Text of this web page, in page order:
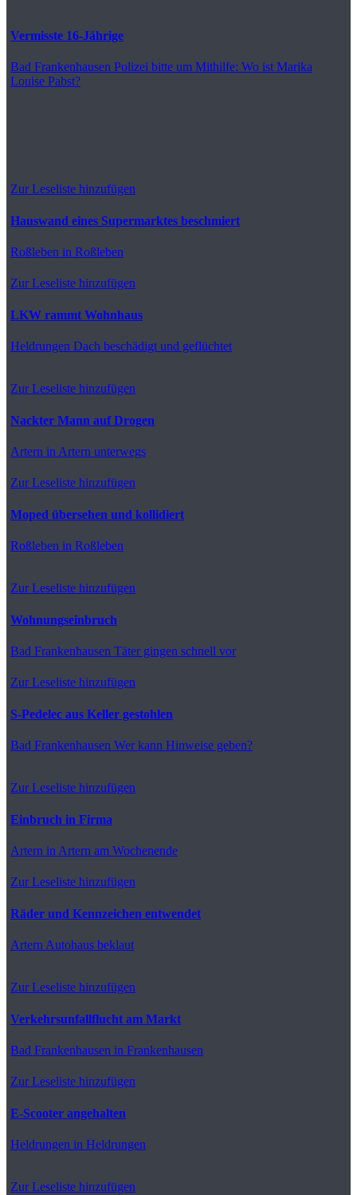
Vermisste 16-Jährige
Bad Frankenhausen Polizei bitte um Mithilfe: Wo ist Marika
Louise Pabst?
Zur Leseliste hinzufügen
Hauswand eines Supermarktes beschmiert
Roßleben in Roßleben
Zur Leseliste hinzufügen
LKW rammt Wohnhaus
Heldrungen Dach beschädigt und geflüchtet
Zur Leseliste hinzufügen
Nackter Mann auf Drogen
Artern in Artern unterwegs
Zur Leseliste hinzufügen
Moped übersehen und kollidiert
Roßleben in Roßleben
Zur Leseliste hinzufügen
Wohnungseinbruch
Bad Frankenhausen Täter gingen schnell vor
Zur Leseliste hinzufügen
S-Pedelec aus Keller gestohlen
Bad Frankenhausen Wer kann Hinweise geben?
Zur Leseliste hinzufügen
Einbruch in Firma
Artern in Artern am Wochenende
Zur Leseliste hinzufügen
Räder und Kennzeichen entwendet
Artern Autohaus beklaut
Zur Leseliste hinzufügen
Verkehrsunfallflucht am Markt
Bad Frankenhausen in Frankenhausen
Zur Leseliste hinzufügen
E-Scooter angehalten
Heldrungen in Heldrungen
Zur Leseliste hinzufügen